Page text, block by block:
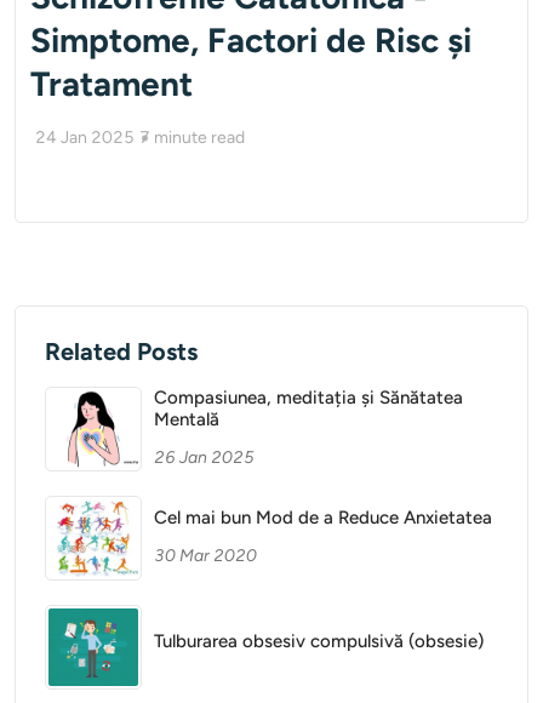
Simptome, Factori de Risc și
Tratament
24 Jan 2025 7 minute read
Related Posts
Compasiunea, meditația și Sănătatea
Mentală
26 Jan 2025
Cel mai bun Mod de a Reduce Anxietatea
30 Mar 2020
Tulburarea obsesiv compulsivă (obsesie)